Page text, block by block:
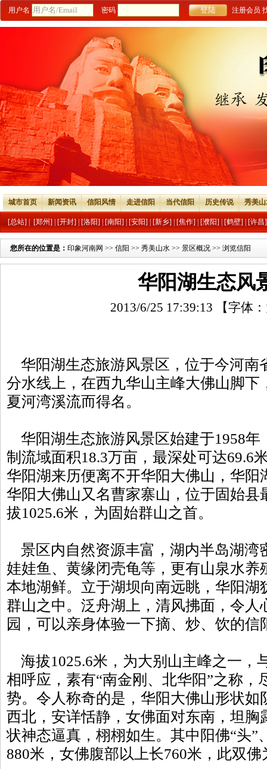
用户名 密码 注册会员
城市首页 新闻资讯 信阳风情 走进信阳 当代信阳 历史传说 秀美
[总站] [郑州] [开封] [洛阳] [南阳] [安阳] [新乡] [焦作] [濮阳] [鹤壁] [许昌]
您所在的位置是： 印象河南网 >> 信阳 >> 秀美山水 >> 景区概况 >> 浏览信阳
华阳湖生态风
2013/6/25 17:39:13 【字体：
华阳湖生态旅游风景区，位于今河南
分水线上，在西九华山主峰大佛山脚下
夏河湾溪流而得名。
华阳湖生态旅游风景区始建于1958年
制流域面积18.3万亩，最深处可达69.6
华阳湖来历便离不开华阳大佛山，华阳
华阳大佛山又名曹家寨山，位于固始县
拔1025.6米，为固始群山之首。
景区内自然资源丰富，湖内半岛湖湾
娃娃鱼、黄缘闭壳龟等，更有山泉水养
本地湖鲜。立于湖坝向南远眺，华阳湖
群山之中。泛舟湖上，清风拂面，令人
园，可以亲身体验一下摘、炒、饮的信
海拔1025.6米，为大别山主峰之一，
相呼应，素有“南金刚、北华阳”之称，
势。令人称奇的是，华阳大佛山形状如
西北，安详恬静，女佛面对东南，坦胸
状神态逼真，栩栩如生。其中阳佛“头”
880米，女佛腹部以上长760米，此双